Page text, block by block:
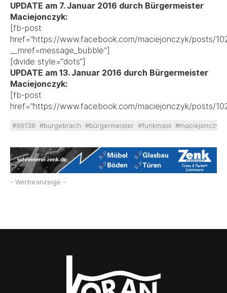
UPDATE am 7. Januar 2016 durch Bürgermeister
Maciejonczyk:
[fb-post
href=“https://www.facebook.com/maciejonczyk/posts/
__mref=message_bubble“]
[divide style=“dots“]
UPDATE am 13. Januar 2016 durch Bürgermeister
Maciejonczyk:
[fb-post
href=“https://www.facebook.com/maciejonczyk/posts/
#96138 #burgebrach #bürgermeister #funkmast #maciejonczyk
- Werbeanzeige -